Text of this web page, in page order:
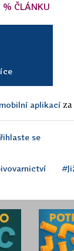
% ČLÁNKU
aplikací
se